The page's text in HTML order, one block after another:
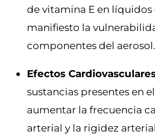
de vitamina E en líquidos
manifiesto la
componentes del aerosol.
Efectos
sustancias presentes en
aumentar la frecuencia
arterial y la rigidez